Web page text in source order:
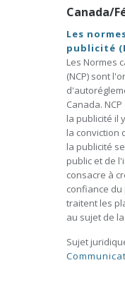
Canada/
Les
publicité
Les Normes
(NCP) sont
Canada.
la publicité il
la conviction
la publicité
public et de
consacre à
confiance du
traitent les
au sujet de
Sujet